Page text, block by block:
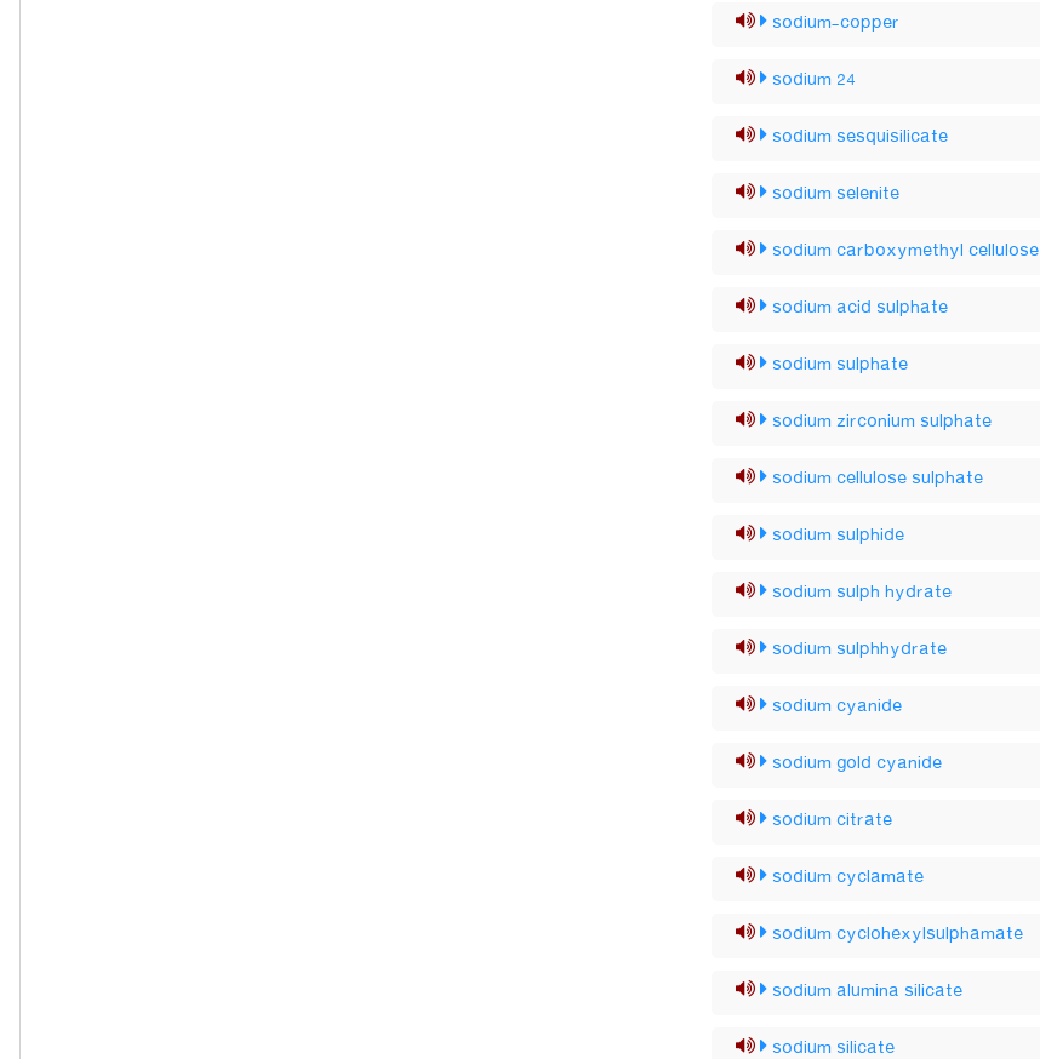
sodium-copper
sodium 24
sodium sesquisilicate
sodium selenite
sodium carboxymethyl cellulose
sodium acid sulphate
sodium sulphate
sodium zirconium sulphate
sodium cellulose sulphate
sodium sulphide
sodium sulph hydrate
sodium sulphhydrate
sodium cyanide
sodium gold cyanide
sodium citrate
sodium cyclamate
sodium cyclohexylsulphamate
sodium alumina silicate
sodium silicate